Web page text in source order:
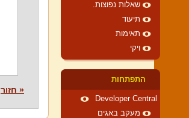
« חזור
שאלות נפוצות.
תיעוד
תאימות
ויקי
התפתחות
Developer Central
מעקב באגים